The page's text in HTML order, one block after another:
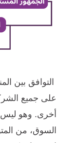
التوافق بين
على جميع
أخرى. وهو ليس
السوق، من